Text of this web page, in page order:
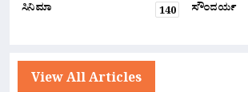
ಸಿನಿಮಾ
140 ಸೌಂದರ್ಯ
View All Articles